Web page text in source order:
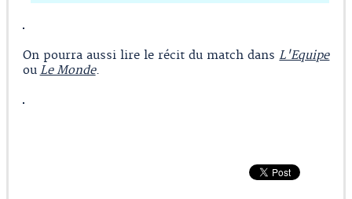
On pourra aussi lire le récit du match dansL'Equipe
ou Le Monde.